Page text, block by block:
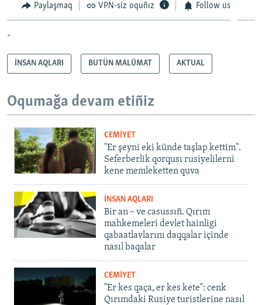
Paylaşmaq VPN-siz oquñız Follow us
*
İNSAN AQLARI BUTÜN MALÜMAT AKTUAL
Oqumağa devam etiñiz
CEMİYET
"Er şeyni eki künde taşlap kettim".
Seferberlik qorqusı rusiyelilerni
kene memleketten quva
İNSAN AQLARI
Bir an – ve casussıñ. Qırım
mahkemeleri devlet hainligi
qabaatlavlarını daqqalar içinde
nasıl baqalar
CEMİYET
"Er kes qaça, er kes kete": cenk
Qırımdaki Rusiye turistlerine nasıl